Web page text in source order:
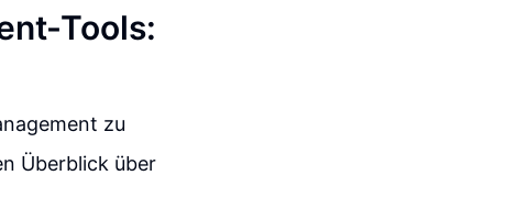
Tools:
zu
Überblick über